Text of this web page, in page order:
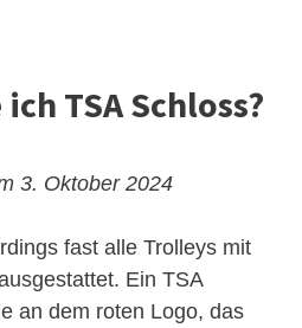
TSA Schloss?
3. Oktober 2024
fast alle Trolleys mit
Ein TSA
an dem roten Logo, das